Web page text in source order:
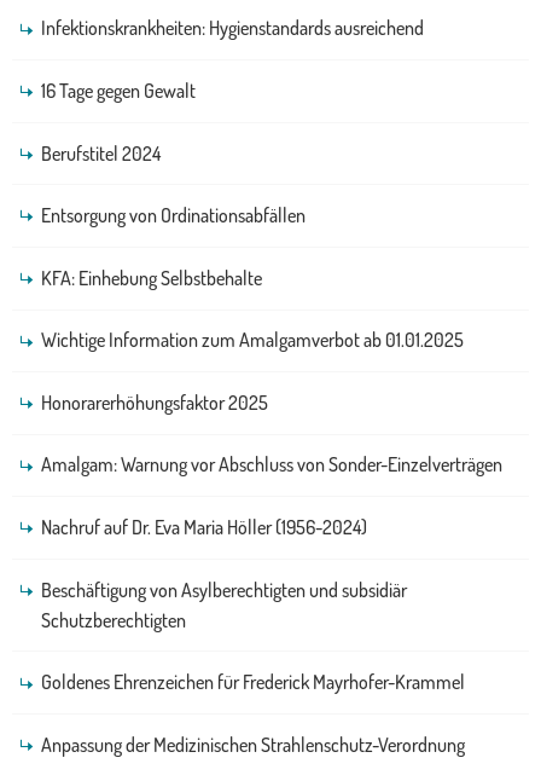
Infektionskrankheiten: Hygienstandards ausreichend
16 Tage gegen Gewalt
Berufstitel 2024
Entsorgung von Ordinationsabfällen
KFA: Einhebung Selbstbehalte
Wichtige Information zum Amalgamverbot ab 01.01.2025
Honorarerhöhungsfaktor 2025
Amalgam: Warnung vor Abschluss von Sonder-Einzelverträgen
Nachruf auf Dr. Eva Maria Höller (1956-2024)
Beschäftigung von Asylberechtigten und subsidiär
Schutzberechtigten
Goldenes Ehrenzeichen für Frederick Mayrhofer-Krammel
Anpassung der Medizinischen Strahlenschutz-Verordnung